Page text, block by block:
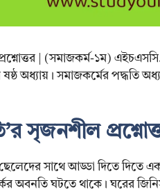
| (সমাজকর্ম-১ম)
অধ্যায়। সমাজকর্মের পদ্ধতি
সৃজনশীল
সাথে আড্ডা দিতে দিতে
অবনতি ঘটতে থাকে। ঘরের